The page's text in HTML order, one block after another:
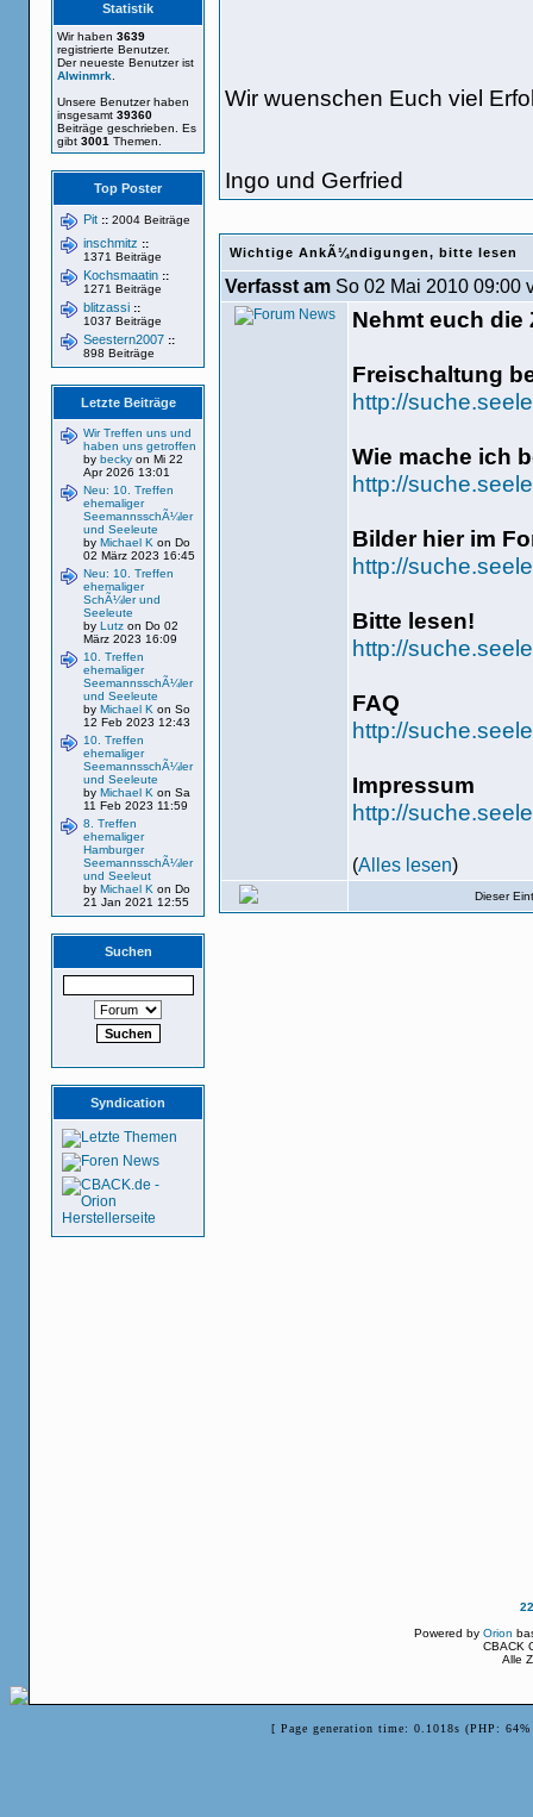
Statistik
Wir haben 3639
registrierte Benutzer.
Der neueste Benutzer ist
Alwinmrk
Unsere Benutzer haben
insgesamt 39360
Beiträge geschrieben. Es
gibt 3001 Themen.
Top Poster
Pit :: 2004 Beiträge
inschmitz ::
1371 Beiträge
Kochsmaatin ::
1271 Beiträge
blitzassi ::
1037 Beiträge
Seestern2007 ::
898 Beiträge
Letzte Beiträge
Wir Treffen uns und
haben uns getroffen
by becky on Mi 22
Apr 2026 13:01
Neu: 10. Treffen
ehemaliger
SeemannsschÃ¼ler
und Seeleute
by Michael K on Do
02 März 2023 16:45
Neu: 10. Treffen
ehemaliger
SchÃ¼ler und
Seeleute
by Lutz on Do 02
März 2023 16:09
10. Treffen
ehemaliger
SeemannsschÃ¼ler
und Seeleute
by Michael K on So
12 Feb 2023 12:43
10. Treffen
ehemaliger
SeemannsschÃ¼ler
und Seeleute
by Michael K on Sa
11 Feb 2023 11:59
8. Treffen
ehemaliger
Hamburger
SeemannsschÃ¼ler
und Seeleut
by Michael K on Do
21 Jan 2021 12:55
Suchen
Syndication
Wir wuenschen Euch viel
Ingo und Gerfried
Wichtige AnkÃ¼ndigungen, bitte lesen
Verfasst am So 02 Mai 2010 09:00
Nehmt euch die
Freischaltung
http://
Wie mache ich
http://
Bilder hier im
http://
Bitte lesen!
http://
FAQ
http://
Impressum
http://
(Alles lesen)
Dieser
Powered by Orion
CBACK
Alle
[ Page generation time: 0.1018s (PHP: